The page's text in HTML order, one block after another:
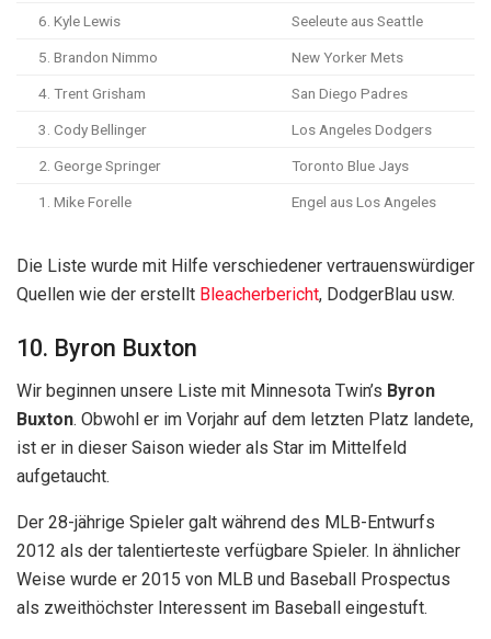
6. Kyle Lewis Seeleute aus Seattle
5. Brandon Nimmo New Yorker Mets
4. Trent Grisham San Diego Padres
3. Cody Bellinger Los Angeles Dodgers
2. George Springer Toronto Blue Jays
1. Mike Forelle Engel aus Los Angeles
Die Liste wurde mit Hilfe verschiedener vertrauenswürdiger
Quellen wie der erstellt Bleacherbericht, DodgerBlau usw.
10. Byron Buxton
Wir beginnen unsere Liste mit Minnesota Twin’s Byron
Buxton. Obwohl er im Vorjahr auf dem letzten Platz landete,
ist er in dieser Saison wieder als Star im Mittelfeld
aufgetaucht.
Der 28-jährige Spieler galt während des MLB-Entwurfs
2012 als der talentierteste verfügbare Spieler. In ähnlicher
Weise wurde er 2015 von MLB und Baseball Prospectus
als zweithöchster Interessent im Baseball eingestuft.